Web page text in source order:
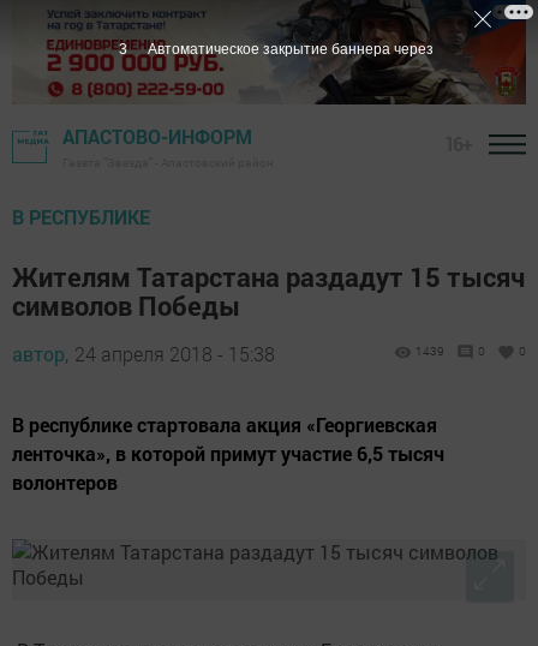
АПАСТОВО-ИНФОРМ
В РЕСПУБЛИКЕ
Жителям Татарстана раздадут 15 тысяч
символов Победы
автор, 24 апреля 2018 - 15:38 1439 0 0
В республике стартовала акция «Георгиевская
ленточка», в которой примут участие 6,5 тысяч
волонтеров
2 Автоматическое закрытие баннера через